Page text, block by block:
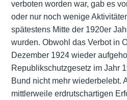
verboten worden war, gab es
oder nur noch wenige
spätestens Mitte der 1920er
wurden. Obwohl das Verbot in
Dezember 1924 wieder
Republikschutzgesetz im Jahr
Bund nicht mehr wiederbelebt.
mittlerweile erdrutschartigen